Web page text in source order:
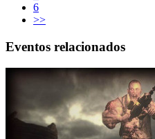
6
>>
Eventos relacionados